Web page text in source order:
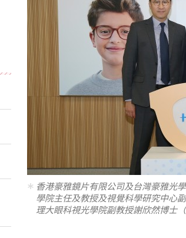
香港豪雅鏡片有限公司及台灣豪雅光
學院主任及教授及視覺科學研究中心
理大眼科視光學院副教授謝欣然博士